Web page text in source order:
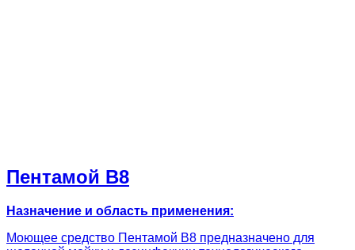
Пентамой В8
Назначение и область применения:
Моющее средство Пентамой В8 предназначено для